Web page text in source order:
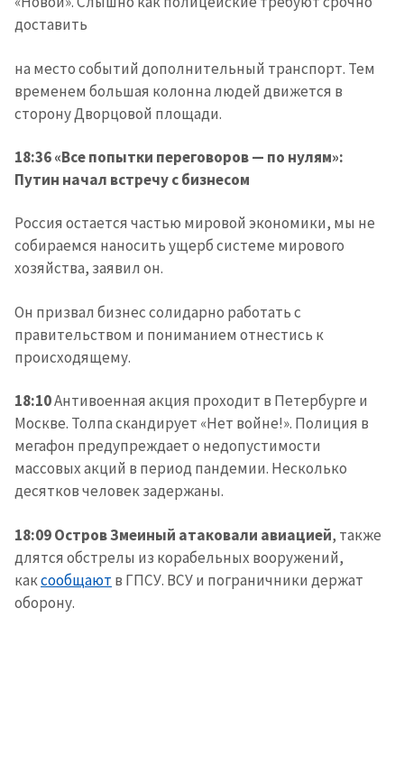
доставить
на место событий дополнительный транспорт. Тем
временем большая колонна людей движется в
сторону Дворцовой площади.
18:36 «Все попытки переговоров — по нулям»:
Путин начал встречу с бизнесом
Россия остается частью мировой экономики, мы не
собираемся наносить ущерб системе мирового
хозяйства, заявил он.
Он призвал бизнес солидарно работать с
правительством и пониманием отнестись к
происходящему.
18:10Антивоенная акция проходит в Петербурге и
Москве. Толпа скандирует «Нет войне!». Полиция в
мегафон предупреждает о недопустимости
массовых акций в период пандемии. Несколько
десятков человек задержаны.
18:09 Остров Змеиный атаковали авиацией, также
длятся обстрелы из корабельных вооружений,
каксообщают в ГПСУ. ВСУ и пограничники держат
оборону.